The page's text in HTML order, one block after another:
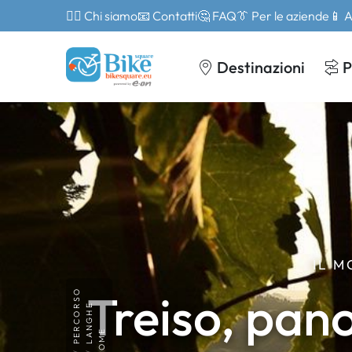
🙎‍♂️ Chi siamo📧 Contatti🤔 FAQ👔 Per le aziende 📱
Destinazioni
IL
Treiso,
HOME
LANGHE
PERCORSO